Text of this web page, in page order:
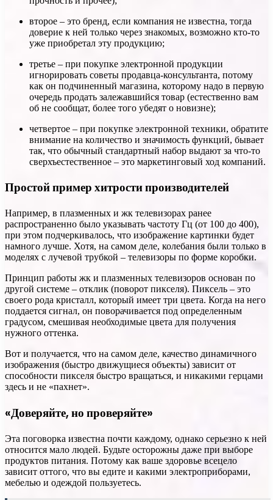
второе – это бренд, если компания не известна, тогда
доверие к ней только через знакомых, возможно кто-то
уже приобретал эту продукцию;
третье – при покупке электронной продукции
игнорировать советы продавца-консультанта, потому
как он подчиненный магазина, которому надо в первую
очередь продать залежавшийся товар (естественно вам
об не сообщат, более того убедят о новизне);
четвертое – при покупке электронной техники, обратите
внимание на количество и значимость функций, бывает
так, что обычный стандартный набор выдают за что-то
сверхъестественное – это маркетинговый ход компаний.
Простой пример хитрости производителей
Например, в плазменных и жк телевизорах ранее
распространенно было указывать частоту Гц (от 100 до 400),
при этом подчеркивалось, что изображение картинки будет
намного лучше. Хотя, на самом деле, колебания были только в
моделях с лучевой трубкой – телевизоры по форме коробки.
Принцип работы жк и плазменных телевизоров основан по
другой системе – отклик (поворот пикселя). Пиксель – это
своего рода кристалл, который имеет три цвета. Когда на него
поддается сигнал, он поворачивается под определенным
градусом, смешивая необходимые цвета для получения
нужного оттенка.
Вот и получается, что на самом деле, качество динамичного
изображения (быстро движущиеся объекты) зависит от
способности пикселя быстро вращаться, и никакими герцами
здесь и не «пахнет».
«Доверяйте, но проверяйте»
Эта поговорка известна почти каждому, однако серьезно к ней
относится мало людей. Будьте осторожны даже при выборе
продуктов питания. Потому как ваше здоровье всецело
зависит оттого, что вы едите и какими электроприборами,
мебелью и одеждой пользуетесь.